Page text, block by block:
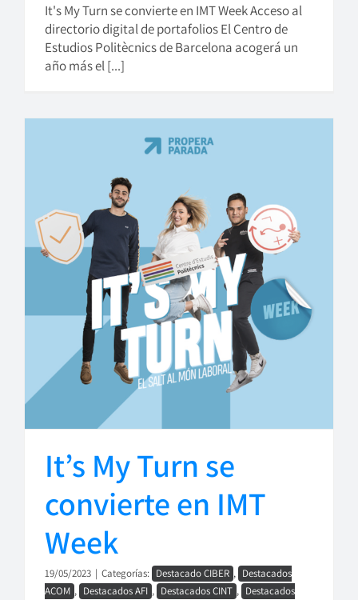
It's My Turn se convierte en IMT Week Acceso al
directorio digital de portafolios El Centro de
Estudios Politècnics de Barcelona acogerá un
año más el [...]
It’s My Turn se
convierte en IMT
Week
19/05/2023 | Categorías: Destacado CIBER , Destacados
ACOM , Destacados AFI , Destacados CINT , Destacados